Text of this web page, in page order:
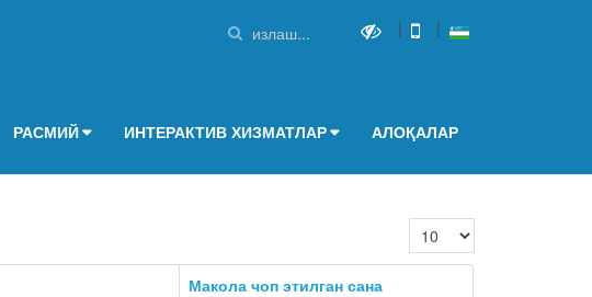
| |
РАСМИЙ ИНТЕРАКТИВ ХИЗМАТЛАР АЛОҚАЛАР
Кол-во строк:
Макола чоп этилган сана